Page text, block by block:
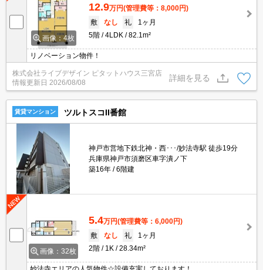
画像：4枚
12.9万円(管理費等：8,000円)
敷
なし 礼
1ヶ月
5階
4LDK 82.1m²
リノベーション物件！
株式会社ライブデザイン ピタットハウス三宮店
情報更新日 2026/08/08
詳細を見る
賃貸マンション ツルトスコII番館
神戸市営地下鉄北神・西･･･/妙法寺駅 徒歩19分
兵庫県神戸市須磨区車字潰ノ下
築16年
6階建
画像：32枚
5.4万円(管理費等：6,000円)
敷
なし 礼
1ヶ月
2階
1K 28.34m²